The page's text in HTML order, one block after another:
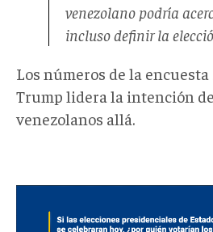
venezolano podría
incluso definir la
Los números de la
Trump lidera la intención
venezolanos allá.